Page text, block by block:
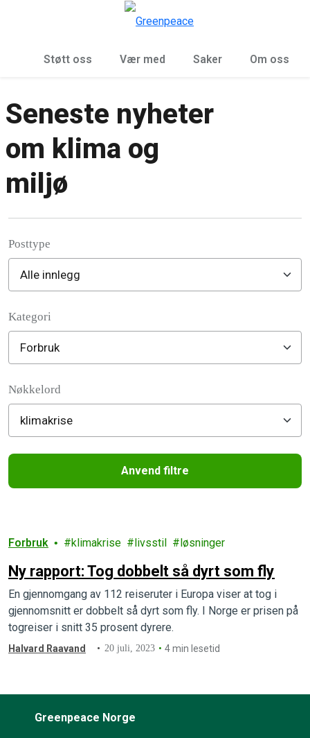
Støtt oss Vær med Saker Om oss
Seneste nyheter
om klima og
miljø
Posttype
Kategori
Nøkkelord
Anvend filtre
Forbruk klimakrise livsstil løsninger
Ny rapport: Tog dobbelt så dyrt som fly
En gjennomgang av 112 reiseruter i Europa viser at tog i
gjennomsnitt er dobbelt så dyrt som fly. I Norge er prisen på
togreiser i snitt 35 prosent dyrere.
Halvard Raavand 20 juli, 2023 4 min lesetid
Greenpeace Norge